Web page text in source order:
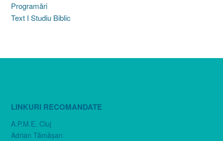
Programări
Text I Studiu Biblic
LINKURI RECOMANDATE
A.P.M.E. Cluj
Adrian Tămăşan